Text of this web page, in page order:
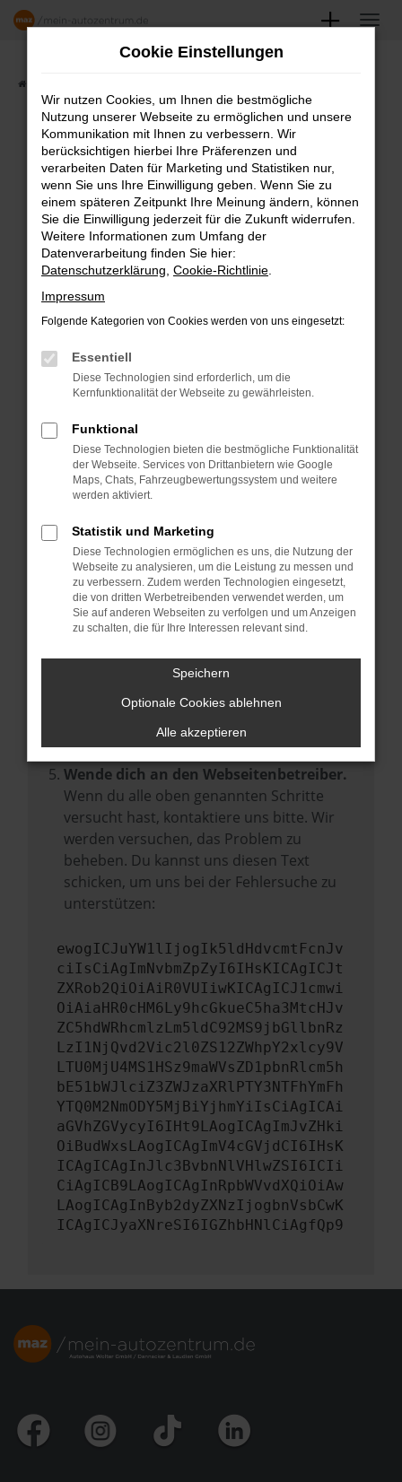
Zum
FAHRZEUGSHOWROOM
Fehler: Network Error
Beim Laden ist ein Fehler aufgetreten.
Hier sind ein paar Tipps, die dir helfen können:
Überprüfe deine Firewall und deine
Laden andere Webseiten, zum Beispiel
deine Suchmaschine?
Manche Erweiterungen, wie Werbeblocker,
können das Laden bestimmter Seiten
verhindern. Funktioniert die Seite in einem
anderen Browser oder in einem privaten
Starte dein Gerät neu.
Das kann manchmal helfen,
vorübergehende Probleme zu beheben.
Stelle sicher, dass dein Browser und dein
Betriebssystem auf dem neuesten Stand
sind.
Veraltete Software birgt nicht nur ein
Sicherheitsrisiko, sondern kann auch dazu
führen, dass bestimmte Funktionen nicht
mehr unterstützt werden.
Wende dich an den Webseitenbetreiber.
Wenn du alle oben genannten Schritte
versucht hast, kontaktiere uns bitte. Wir
werden versuchen, das Problem zu
beheben. Du kannst uns diesen Text
schicken, um uns bei der Fehlersuche zu
unterstützen:
ewogICJuYW1lIjogIk5ldHdvcmtFcnJv
ciIsCiAgImNvbmZpZyI6IHsKICAgICJt
ZXRob2QiOiAiR0VUIiwKICAgICJ1cmwi
OiAiaHR0cHM6Ly9hcGkueC5ha3MtcHJv
ZC5hdWRhcmlzLm5ldC92MS9jbGllbnRz
LzI1NjQvd2Vic2l0ZS12ZWhpY2xlcy9V
LTU0MjU4MS1HSz9maWVsZD1pbnRlcm5h
bE51bWJlciZ3ZWJzaXRlPTY3NTFhYmFh
YTQ0M2NmODY5MjBiYjhmYiIsCiAgICAi
aGVhZGVycyI6IHt9LAogICAgImJvZHki
OiBudWxsLAogICAgImV4cGVjdCI6IHsK
ICAgICAgInJlc3BvbnNlVHlwZSI6ICIi
CiAgICB9LAogICAgInRpbWVvdXQiOiAw
LAogICAgInByb2dyZXNzIjogbnVsbCwK
ICAgICJyaXNreSI6IGZhbHNlCiAgfQp9
Cookie Einstellungen
Wir nutzen Cookies, um Ihnen die bestmögliche
Nutzung unserer Webseite zu ermöglichen und unsere
Kommunikation mit Ihnen zu verbessern. Wir
berücksichtigen hierbei Ihre Präferenzen und
verarbeiten Daten für Marketing und Statistiken nur,
wenn Sie uns Ihre Einwilligung geben. Wenn Sie zu
einem späteren Zeitpunkt Ihre Meinung ändern, können
Sie die Einwilligung jederzeit für die Zukunft widerrufen.
Weitere Informationen zum Umfang der
Datenverarbeitung finden Sie hier:
Datenschutzerklärung Cookie-Richtlinie
Impressum
Folgende Kategorien von Cookies werden von uns eingesetzt:
Essentiell
Diese Technologien sind erforderlich, um die
Kernfunktionalität der Webseite zu gewährleisten.
Funktional
Diese Technologien bieten die bestmögliche Funktionalität
der Webseite. Services von Drittanbietern wie Google
Maps, Chats, Fahrzeugbewertungssystem und weitere
werden aktiviert.
Statistik und Marketing
Diese Technologien ermöglichen es uns, die Nutzung der
Webseite zu analysieren, um die Leistung zu messen und
zu verbessern. Zudem werden Technologien eingesetzt,
die von dritten Werbetreibenden verwendet werden, um
Sie auf anderen Webseiten zu verfolgen und um Anzeigen
zu schalten, die für Ihre Interessen relevant sind.
Speichern
Optionale Cookies ablehnen
Alle akzeptieren